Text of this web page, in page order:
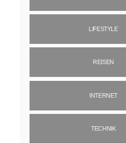
LIFESTYLE
REISEN
INTERNET
TECHNIK